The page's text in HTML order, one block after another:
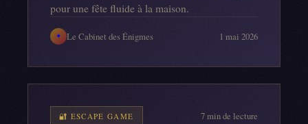
pour une fête fluide à la maison.
✦ Le Cabinet des Énigmes 1 mai 2026
🔐 ESCAPE GAME 7min de lecture